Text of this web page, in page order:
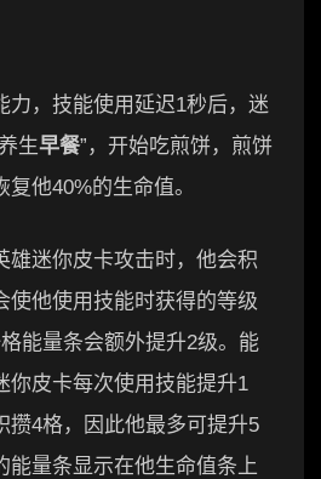
力，技能使用延迟1秒后，迷
生早餐”，开始吃煎饼，煎饼
他40%的生命值。
雄迷你皮卡攻击时，他会积
使他使用技能时获得的等级
能量条会额外提升2级。能
你皮卡每次使用技能提升1
攒4格，因此他最多可提升5
能量条显示在他生命值条上